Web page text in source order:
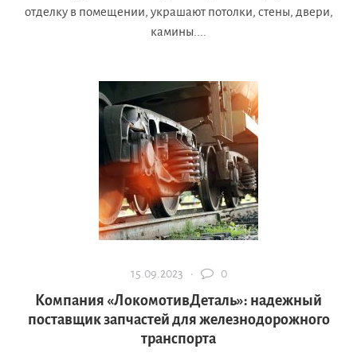
отделку в помещении, украшают потолки, стены, двери,
камины....
15.09.2023 · 0
Компания «ЛокомотивДеталь»: надежный
поставщик запчастей для железнодорожного
транспорта